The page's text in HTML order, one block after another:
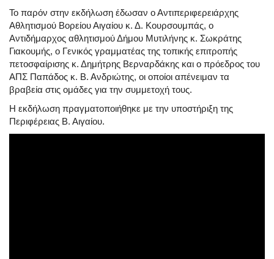
Το παρόν στην εκδήλωση έδωσαν ο Αντιπεριφερειάρχης
Αθλητισμού Βορείου Αιγαίου κ. Δ. Κουρσουμπάς, ο
Αντιδήμαρχος αθλητισμού Δήμου Μυτιλήνης κ. Σωκράτης
Γιακουμής, ο Γενικός γραμματέας της τοπικής επιτροπής
πετοσφαίρισης κ. Δημήτρης Βερναρδάκης και ο πρόεδρος του
ΑΠΣ Παπάδος κ. Β. Ανδριώτης, οι οποίοι απένειμαν τα
βραβεία στις ομάδες για την συμμετοχή τους.
Η εκδήλωση πραγματοποιήθηκε με την υποστήριξη της
Περιφέρειας Β. Αιγαίου.